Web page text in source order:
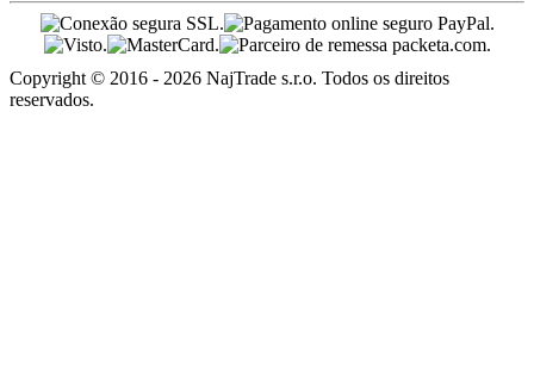
Copyright © 2016 - 2026 NajTrade s.r.o. Todos os direitos
reservados.